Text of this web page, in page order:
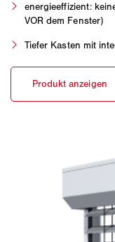
energieeffizient:
VOR dem Fenster)
Tiefer Kasten mit